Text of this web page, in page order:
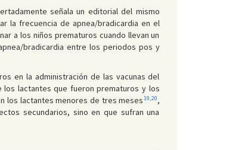
señala un editorial del mismo
la frecuencia de apnea/bradicardia en el
a los niños prematuros cuando llevan un
bradicardia entre los periodos pos y
en la administración de las vacunas del
los lactantes que fueron prematuros y los
los lactantes menores de tres meses19,20,
secundarios, sino en que sufran una